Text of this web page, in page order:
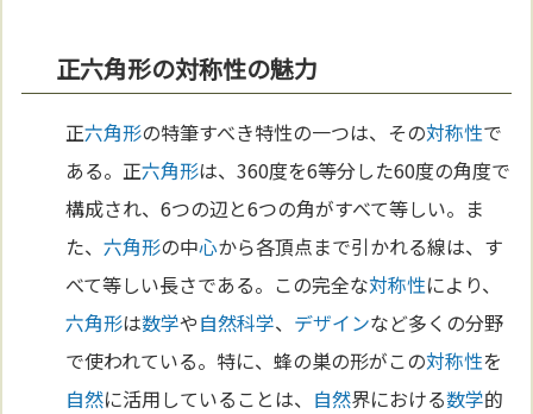
正六角形の対称性の魅力
正六角形の特筆すべき特性の一つは、その対称性で
ある。正六角形は、360度を6等分した60度の角度で
構成され、6つの辺と6つの角がすべて等しい。ま
た、六角形の中心から各頂点まで引かれる線は、す
べて等しい長さである。この完全な対称性により、
六角形は数学や自然科学、 デザインなど多くの分野
で使われている。特に、蜂の巣の形がこの対称性を
自然に活用していることは、 自然界における数学的